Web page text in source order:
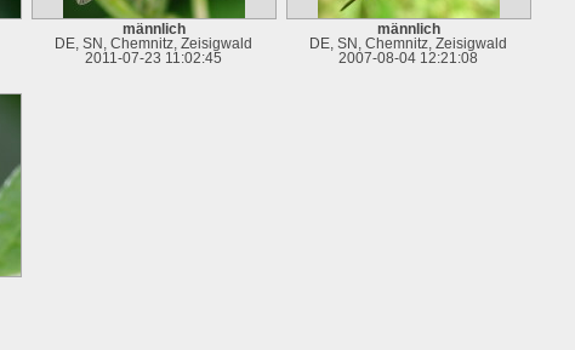
männlich
DE, SN, Chemnitz, Zeisigwald
2011-07-23 11:02:45
männlich
DE, SN, Chemnitz, Zeisigwald
2007-08-04 12:21:08